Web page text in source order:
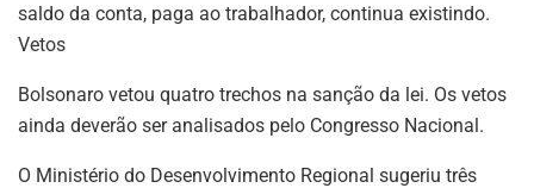
saldo da conta, paga ao trabalhador, continua existindo.
Vetos
Bolsonaro vetou quatro trechos na sanção da lei. Os vetos
ainda deverão ser analisados pelo Congresso Nacional.
O Ministério do Desenvolvimento Regional sugeriu três